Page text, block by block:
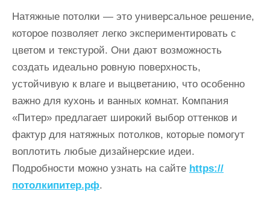
Натяжные потолки — это универсальное решение,
которое позволяет легко экспериментировать с
цветом и текстурой. Они дают возможность
создать идеально ровную поверхность,
устойчивую к влаге и выцветанию, что особенно
важно для кухонь и ванных комнат. Компания
«Питер» предлагает широкий выбор оттенков и
фактур для натяжных потолков, которые помогут
воплотить любые дизайнерские идеи.
Подробности можно узнать на сайте https://
потолкипитер.рф.